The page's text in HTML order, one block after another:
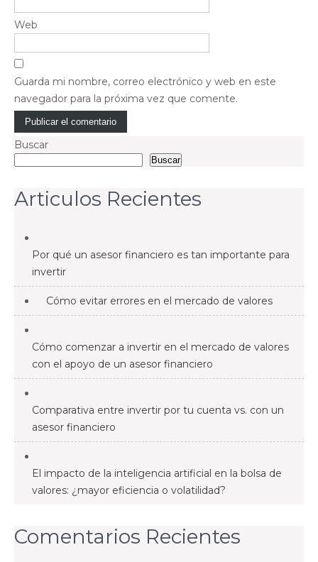
Web
Guarda mi nombre, correo electrónico y web en este
navegador para la próxima vez que comente.
Buscar
Buscar
Articulos Recientes
Por qué un asesor financiero es tan importante para
invertir
Cómo evitar errores en el mercado de valores
Cómo comenzar a invertir en el mercado de valores
con el apoyo de un asesor financiero
Comparativa entre invertir por tu cuenta vs. con un
asesor financiero
El impacto de la inteligencia artificial en la bolsa de
valores: ¿mayor eficiencia o volatilidad?
Comentarios Recientes